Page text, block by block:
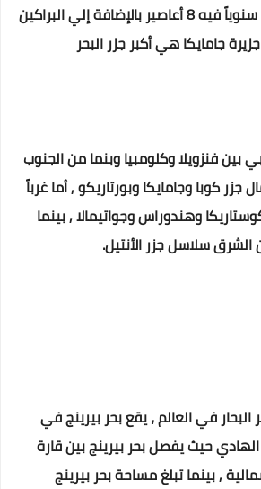
للأعاصير حيث تتشكل سنوياً فيه 8 أعاصير بالإضافة إلي البراكين
جامايكا هي أكبر جزر البحر
بين فنزويلا وكلومبيا وبنما من الجنوب
كوبا وجامايكا وبورتاريكو , أما غرباً
وهندوراس وجواتيمالا , بينما
الشرق سلاسل جزر الأنتيل.
البحار في العالم ، يقع بحر بيرينج في
حيث يفصل بحر بيرينج بين قارة
, بينما تبلغ مساحة بحر بيرينج